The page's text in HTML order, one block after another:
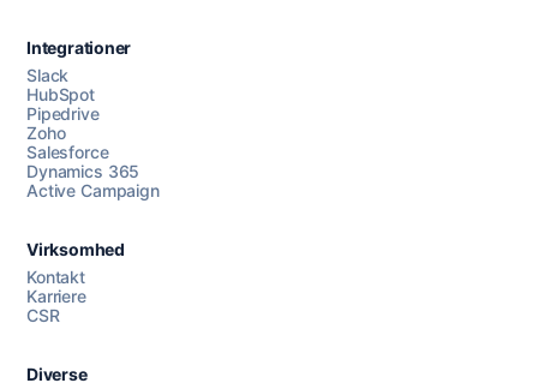
Chat med os
AI Campaign Assist
Integrationer
Slack
HubSpot
Pipedrive
Zoho
Salesforce
Dynamics 365
Active Campaign
Virksomhed
Kontakt
Karriere
CSR
Diverse